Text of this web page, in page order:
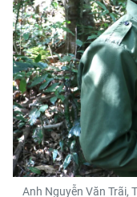
Anh Nguyễn Văn Trãi,